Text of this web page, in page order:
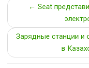
← Seat
Зарядные станции и
в